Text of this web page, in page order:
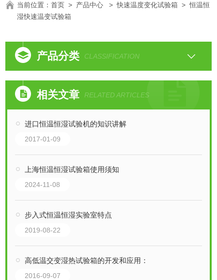
当前位置：首页 > 产品中心 >快速温度变化试验箱 >恒温恒
湿快速温变试验箱
产品分类 CLASSIFICATION
相关文章 RELATED ARTICLES
进口恒温恒湿试验机的知识讲解
2017-01-09
上海恒温恒湿试验箱使用须知
2024-11-08
步入式恒温恒湿实验室特点
2019-08-22
高低温交变湿热试验箱的开发和应用：
2016-09-07